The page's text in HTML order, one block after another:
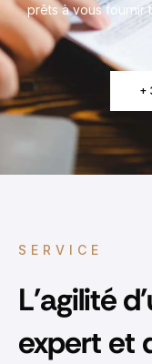
prêts à vous fournir
SERVICE
L'agilité
expert et